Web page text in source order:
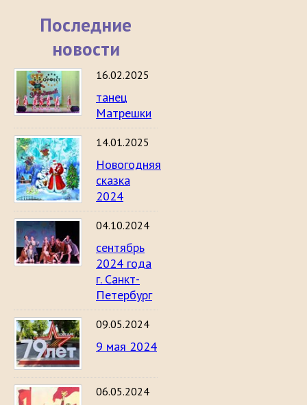
Последние
новости
16.02.2025
танец
Матрешки
14.01.2025
Новогодняя
сказка
2024
04.10.2024
сентябрь
2024 года
г. Санкт-
Петербург
09.05.2024
9 мая 2024
06.05.2024